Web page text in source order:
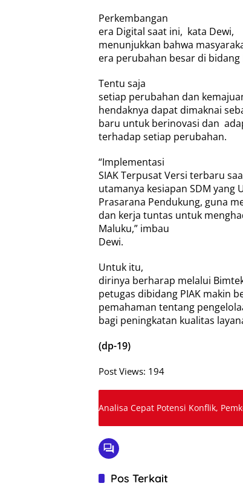
Perkembangan
era Digital saat ini, kata Dewi,
menunjukkan bahwa
era perubahan besar di
Tentu saja
setiap perubahan dan
hendaknya dapat dimaknai
baru untuk berinovasi dan
terhadap setiap perubahan.
“Implementasi
SIAK Terpusat Versi terbaru
utamanya kesiapan SDM yang
Prasarana Pendukung, guna
dan kerja tuntas untuk
Maluku,” imbau
Dewi.
Untuk itu,
dirinya berharap melalui
petugas dibidang PIAK makin
pemahaman tentang
bagi peningkatan kualitas
(dp-19)
Post Views: 194
Analisa Cepat Potensi Konflik,
Pos Terkait